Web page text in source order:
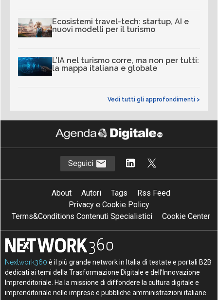
Ecosistemi travel-tech: startup, AI e
nuovi modelli per il turismo
L’IA nel turismo corre, ma non per tutti:
la mappa italiana e globale
Vedi tutti gli approfondimenti >
Seguici
About Autori Tags
Rss Feed
Privacy e Cookie Policy
Terms&Conditions Contenuti Specialistici
Cookie Center
Nextwork360 è il più grande network in Italia di testate e portali B2B
dedicati ai temi della Trasformazione Digitale e dell’Innovazione
Imprenditoriale. Ha la missione di diffondere la cultura digitale e
imprenditoriale nelle imprese e pubbliche amministrazioni italiane.